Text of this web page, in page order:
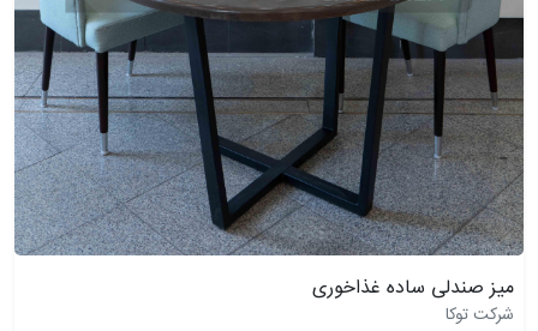
میز صندلی ساده غذاخوری
شرکت توکا